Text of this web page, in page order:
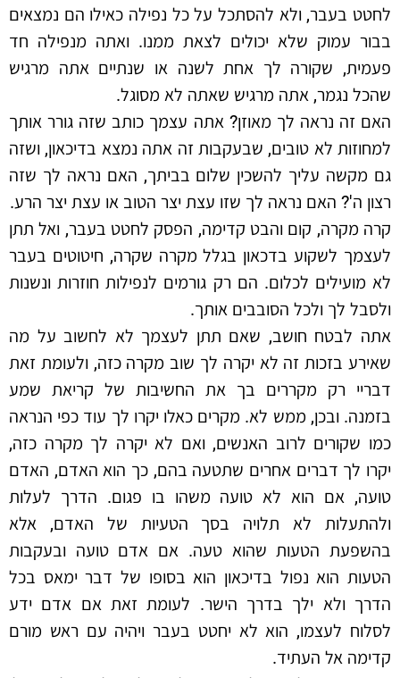
לחטט בעבר, ולא להסתכל על כל נפילה כאילו הם נמצאים
בבור עמוק שלא יכולים לצאת ממנו. ואתה מנפילה חד
פעמית, שקורה לך אחת לשנה או שנתיים אתה מרגיש
שהכל נגמר, אתה מרגיש שאתה לא מסוגל.
האם זה נראה לך מאוזן? אתה עצמך כותב שזה גורר אותך
למחוזות לא טובים, שבעקבות זה אתה נמצא בדיכאון, ושזה
גם מקשה עליך להשכין שלום בביתך, האם נראה לך שזה
רצון ה'? האם נראה לך שזו עצת יצר הטוב או עצת יצר הרע.
קרה מקרה, קום והבט קדימה, הפסק לחטט בעבר, ואל תתן
לעצמך לשקוע בדכאון בגלל מקרה שקרה, חיטוטים בעבר
לא מועילים לכלום. הם רק גורמים לנפילות חוזרות ונשנות
ולסבל לך ולכל הסובבים אותך.
אתה לבטח חושב, שאם תתן לעצמך לא לחשוב על מה
שאירע בזכות זה לא יקרה לך שוב מקרה כזה, ולעומת זאת
דבריי רק מקררים בך את החשיבות של קריאת שמע
בזמנה. ובכן, ממש לא. מקרים כאלו יקרו לך עוד כפי הנראה
כמו שקורים לרוב האנשים, ואם לא יקרה לך מקרה כזה,
יקרו לך דברים אחרים שתטעה בהם, כך הוא האדם, האדם
טועה, אם הוא לא טועה משהו בו פגום. הדרך לעלות
ולהתעלות לא תלויה בסך הטעיות של האדם, אלא
בהשפעת הטעות שהוא טעה. אם אדם טועה ובעקבות
הטעות הוא נפול בדיכאון הוא בסופו של דבר ימאס בכל
הדרך ולא ילך בדרך הישר. לעומת זאת אם אדם ידע
לסלוח לעצמו, הוא לא יחטט בעבר ויהיה עם ראש מורם
קדימה אל העתיד.